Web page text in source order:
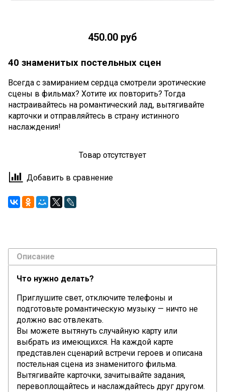
450.00 руб
40 знаменитых постельных сцен
Всегда с замиранием сердца смотрели эротические
сцены в фильмах? Хотите их повторить? Тогда
настраивайтесь на романтический лад, вытягивайте
карточки и отправляйтесь в страну истинного
наслаждения!
Товар отсутствует
Добавить в сравнение
Описание
Что нужно делать?
Приглушите свет, отключите телефоны и
подготовьте романтическую музыку — ничто не
должно вас отвлекать.
Вы можете вытянуть случайную карту или
выбрать из имеющихся. На каждой карте
представлен сценарий встречи героев и описана
постельная сцена из знаменитого фильма.
Вытягивайте карточки, зачитывайте задания,
перевоплощайтесь и наслаждайтесь друг другом.